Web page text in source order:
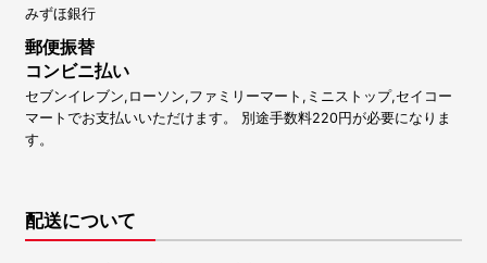
みずほ銀行
郵便振替
コンビニ払い
セブンイレブン,ローソン,ファミリーマート,ミニストップ,セイコー
マートでお支払いいただけます。 別途手数料220円が必要になりま
す。
配送について